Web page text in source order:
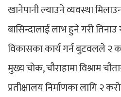
खानेपानी ल्याउने व्यवस्था
बासिन्दालाई लाभ हुने गरी
विकासका कार्य गर्न बुटवलले २
मुख्य चोक, चौराहामा विश्राम
प्रतीक्षालय निर्माणका लागि २